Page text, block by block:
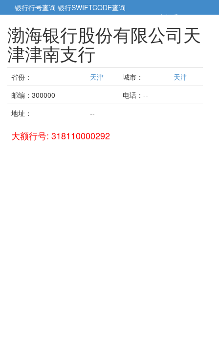
银行行号查询 银行SWIFTCODE查询
5cm小帮手5cm.cn
渤海银行股份有限公司天
津津南支行
省份： 天津 城市：
天津
邮编：300000
电话：--
地址：
--
大额行号: 318110000292